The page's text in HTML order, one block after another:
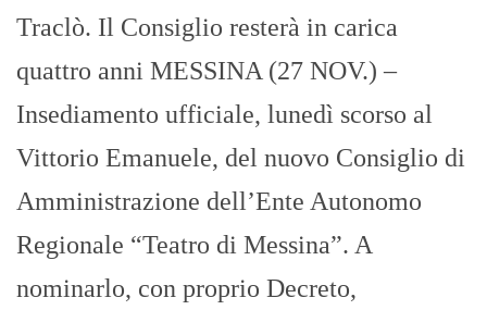
Traclò. Il Consiglio resterà in carica
quattro anni MESSINA (27 NOV.) –
Insediamento ufficiale, lunedì scorso al
Vittorio Emanuele, del nuovo Consiglio di
Amministrazione dell’Ente Autonomo
Regionale “Teatro di Messina”. A
nominarlo, con proprio Decreto,